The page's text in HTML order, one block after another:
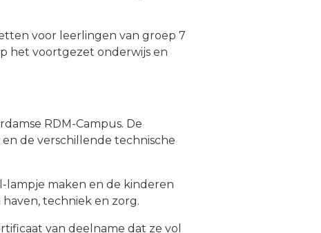
voor leerlingen van groep 7
het voortgezet onderwijs en
RDM-Campus. De
de verschillende technische
lampje maken en de kinderen
techniek en zorg.
van deelname dat ze vol